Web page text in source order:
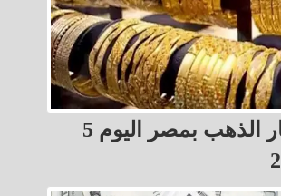
قفزة في أسعار الذهب بمصر اليوم 5